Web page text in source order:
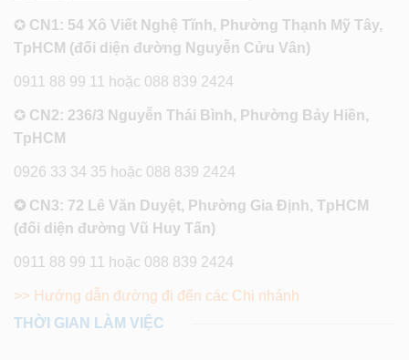
✪ CN1: 54 Xô Viết Nghệ Tĩnh, Phường Thạnh Mỹ Tây,
TpHCM (đối diện đường Nguyễn Cửu Vân)
0911 88 99 11 hoặc 088 839 2424
✪ CN2: 236/3 Nguyễn Thái Bình, Phường Bảy Hiền,
TpHCM
0926 33 34 35 hoặc 088 839 2424
✪ CN3: 72 Lê Văn Duyệt, Phường Gia Định, TpHCM
(đối diện đường Vũ Huy Tấn)
0911 88 99 11 hoặc 088 839 2424
>> Hướng dẫn đường đi đến các Chi nhánh
THỜI GIAN LÀM VIỆC